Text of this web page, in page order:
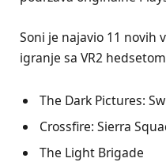
Soni je najavio 11 novih
igranje sa VR2
The Dark Pictures:
Crossfire: Sierra
The Light Brigade